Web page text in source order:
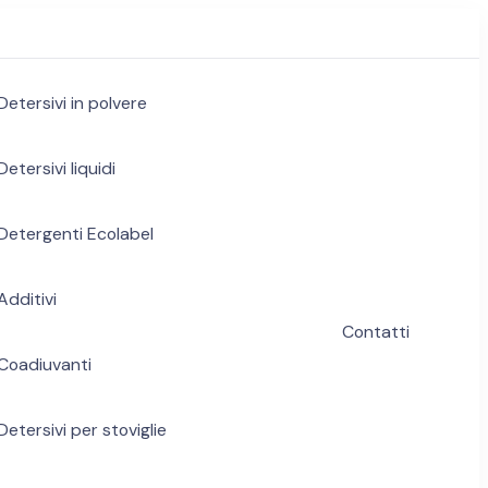
in polvere
liquidi
Ecolabel
per stoviglie
Contatti